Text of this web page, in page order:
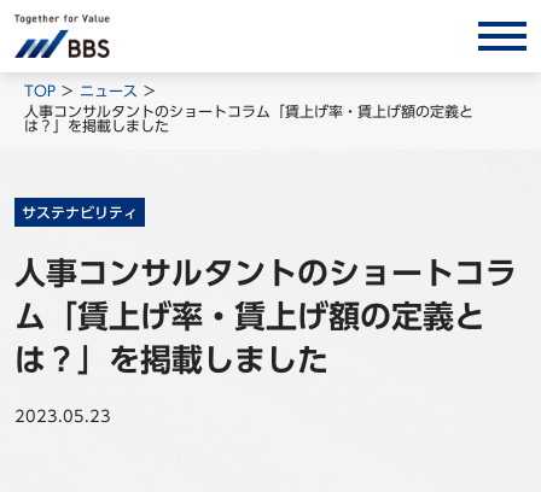
サービス/ソリューション
経営会計コンサルティング
インサイト
コラム
ホワイトペーパー
TOP
ニュース
人事コンサルタントのショートコラム「賃上げ率・賃上げ額の定義と
は？」を掲載しました
サステナビリティ
人事コンサルタントのショートコラ
ム「賃上げ率・賃上げ額の定義と
は？」を掲載しました
2023.05.23